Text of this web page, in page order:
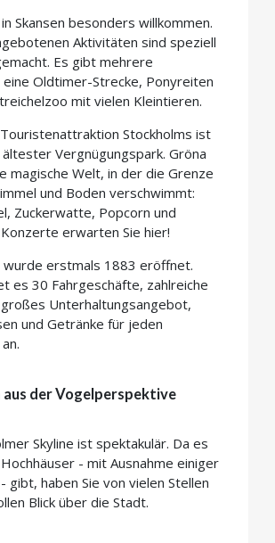
Skansen besonders willkommen.
Aktivitäten sind speziell
Es gibt mehrere
eine Oldtimer-Strecke, Ponyreiten
mit vielen Kleintieren.
Stockholms ist
Vergnügungspark. Gröna
magische Welt, in der die Grenze
und Boden verschwimmt:
Zuckerwatte, Popcorn und
erwarten Sie hier!
wurde erstmals 1883 eröffnet.
es 30 Fahrgeschäfte, zahlreiche
Unterhaltungsangebot,
und Getränke für jeden
der Vogelperspektive
Skyline ist spektakulär. Da es
- mit Ausnahme einiger
gibt, haben Sie von vielen Stellen
Blick über die Stadt.